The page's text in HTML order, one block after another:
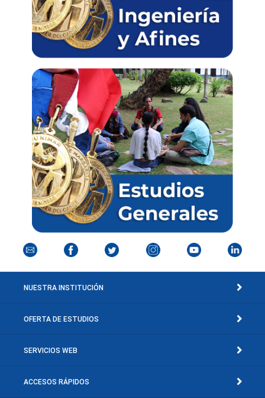
NUESTRA INSTITUCIÓN
OFERTA DE ESTUDIOS
SERVICIOS WEB
ACCESOS RÁPIDOS